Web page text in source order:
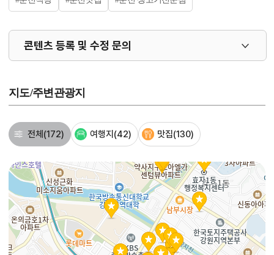
콘텐츠 등록 및 수정 문의
지도/주변관광지
전체 (172) 여행지 (42) 맛집(130)